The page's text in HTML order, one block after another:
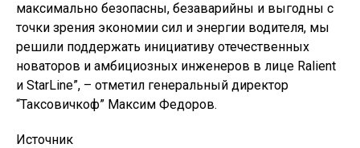
максимально безопасны, безаварийны и выгодны с
точки зрения экономии сил и энергии водителя, мы
решили поддержать инициативу отечественных
новаторов и амбициозных инженеров в лице Rаlient
и StarLine”, – отметил генеральный директор
“Таксовичкоф” Максим Федоров.
Источник